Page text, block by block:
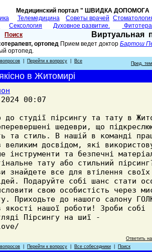
Медицинский портал " ШВИДКА
Телемедицина Советы врачей
Сексология Духовное развитие.
Поиск Виртуальная
ортопед Прием ведет доктор Бартош
ортопед.
Перейти к вопросу
Все
Пред.
в Житомирі
00:07
до студії пірсингу та тату в
шедеври, що
та стиль. В нашій в команді
великим досвідом, які
інструменти та безпечні
тату або стильний
знайдете все для втілення своїх
Подаруйте собі шанс стати
свою особистість через
Приходьте до нашого салону
якості нашої роботи! Зроби собі
Пірсингу на шиї -
Ответить
Перейти к вопросу Все собеседники Поиск